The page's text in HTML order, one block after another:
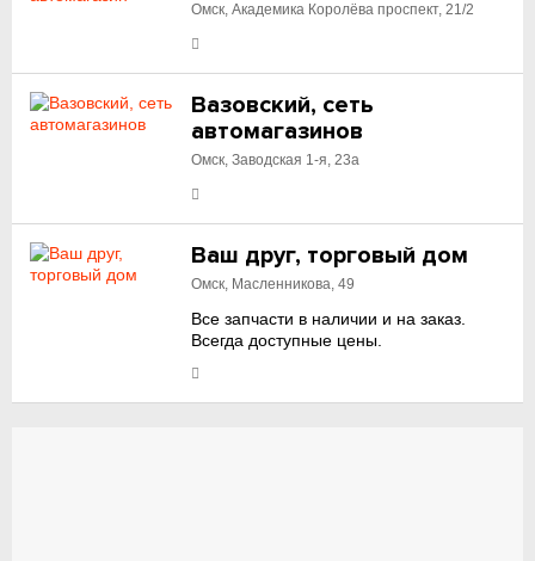
Омск, Академика Королёва проспект, 21/2
Вазовский, сеть
автомагазинов
Омск, Заводская 1-я, 23а
Ваш друг, торговый дом
Омск, Масленникова, 49
Все запчасти в наличии и на заказ.
Всегда доступные цены.